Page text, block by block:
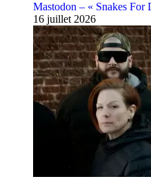
Mastodon – « Snakes For
16 juillet 2026